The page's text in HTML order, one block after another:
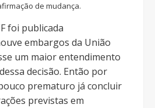
de mudança.
foi publicada
embargos da União
um maior entendimento
decisão. Então por
prematuro já concluir
previstas em